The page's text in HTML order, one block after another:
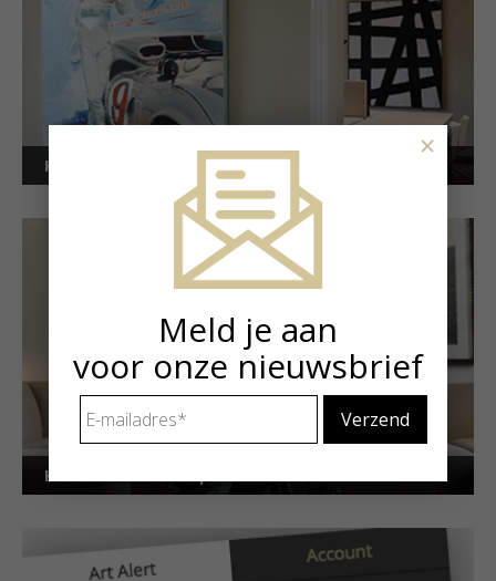
Kunstuitleen voor bedrijven
Kunstuitleen voor particulieren
Meld je aan
voor onze nieuwsbrief
mailadres *
×